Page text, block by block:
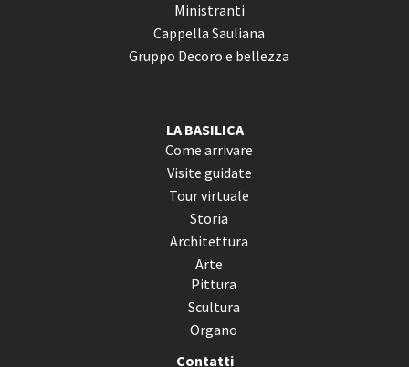
Ministranti
Cappella Sauliana
Gruppo Decoro e bellezza
LA BASILICA
Come arrivare
Visite guidate
Tour virtuale
Storia
Architettura
Arte
Pittura
Scultura
Organo
Contatti